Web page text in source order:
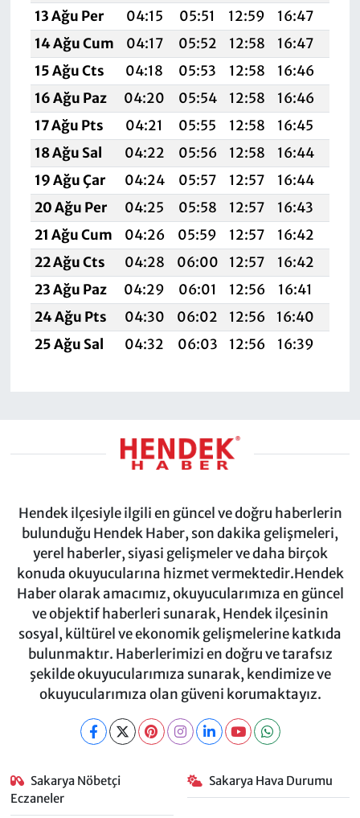
13 Ağu Per
04:15 05:51 12:59 16:47
14 Ağu Cum
04:17 05:52 12:58 16:47
15 Ağu Cts
04:18 05:53 12:58 16:46
16 Ağu Paz
04:20 05:54 12:58 16:46
17 Ağu Pts
04:21 05:55 12:58 16:45
18 Ağu Sal
04:22 05:56 12:58 16:44
19 Ağu Çar
04:24 05:57 12:57 16:44
20 Ağu Per
04:25 05:58 12:57 16:43
21 Ağu Cum
04:26 05:59 12:57 16:42
22 Ağu Cts
04:28 06:00 12:57 16:42
23 Ağu Paz
04:29 06:01 12:56 16:41
24 Ağu Pts
04:30 06:02 12:56 16:40
25 Ağu Sal
04:32 06:03 12:56 16:39
Hendek ilçesiyle ilgili en güncel ve doğru haberlerin
bulunduğu Hendek Haber, son dakika gelişmeleri,
yerel haberler, siyasi gelişmeler ve daha birçok
konuda okuyucularına hizmet vermektedir.Hendek
Haber olarak amacımız, okuyucularımıza en güncel
ve objektif haberleri sunarak, Hendek ilçesinin
sosyal, kültürel ve ekonomik gelişmelerine katkıda
bulunmaktır. Haberlerimizi en doğru ve tarafsız
şekilde okuyucularımıza sunarak, kendimize ve
okuyucularımıza olan güveni korumaktayız.
Sakarya Nöbetçi
Eczaneler
Sakarya Hava Durumu